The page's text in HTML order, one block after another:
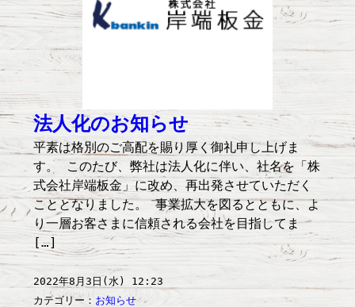
法人化のお知らせ
平素は格別のご高配を賜り厚く御礼申し上げま
す。 このたび、弊社は法人化に伴い、社名を「株
式会社岸端板金」に改め、再出発させていただく
こととなりました。 事業拡大を図るとともに、よ
り一層お客さまに信頼される会社を目指してま
[…]
2022年8月3日(水) 12:23
カテゴリー： お知らせ